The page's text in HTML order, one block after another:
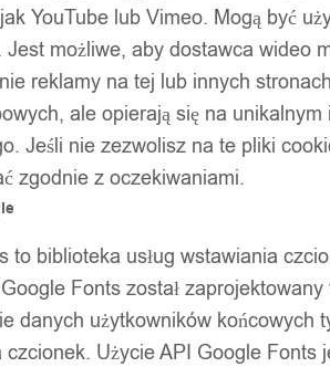
YouTube lub Vimeo. Mogą być
Jest możliwe, aby dostawca wideo
reklamy na tej lub innych
ale opierają się na
Jeśli nie zezwolisz na te pliki
zgodnie z oczekiwaniami.
to biblioteka usług wstawiania
Fonts został
danych użytkowników końcowych
czcionek. Użycie API Google